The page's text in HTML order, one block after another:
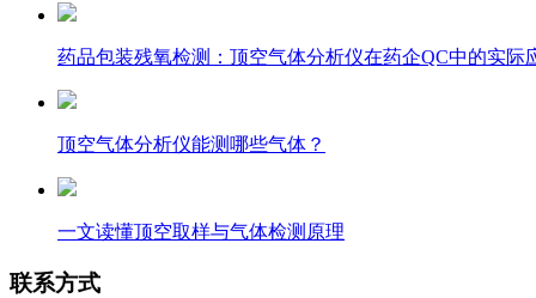
药品包装残氧检测：顶空气体分析仪在药企QC中的实际
顶空气体分析仪能测哪些气体？
一文读懂顶空取样与气体检测原理
联系方式